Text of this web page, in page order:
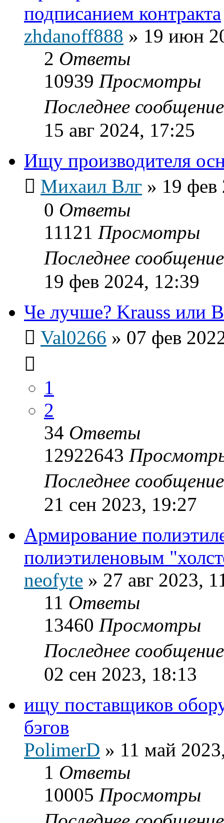
подписанием контракта
zhdanoff888 » 19 июн
2 Ответы
10939 Просмотры
Последнее
15 авг 2024, 17:25
Ищу производителя
Михаил Влг » 19 фев
0 Ответы
11121 Просмотры
Последнее
19 фев 2024, 12:39
Че лучше? Krauss или
Val0266 » 07 фев
1
2
34 Ответы
12922643
Последнее
21 сен 2023, 19:27
Армирование
полиэтиленовым
neofyte » 27 авг 2023,
11 Ответы
13460 Просмотры
Последнее
02 сен 2023, 18:13
ищу поставщиков
бэгов
PolimerD » 11 май
1 Ответы
10005 Просмотры